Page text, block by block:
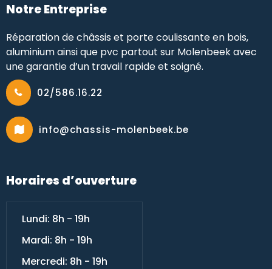
Notre Entreprise
Réparation de châssis et porte coulissante en bois,
aluminium ainsi que pvc partout sur Molenbeek avec
une garantie d’un travail rapide et soigné.
02/586.16.22
info@chassis-molenbeek.be
Horaires d’ouverture
Lundi: 8h - 19h
Mardi: 8h - 19h
Mercredi: 8h - 19h